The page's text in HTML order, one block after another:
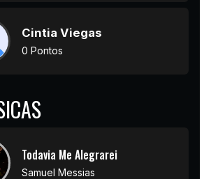
Cintia Viegas
0 Pontos
Todavia Me Alegrarei
Samuel Messias